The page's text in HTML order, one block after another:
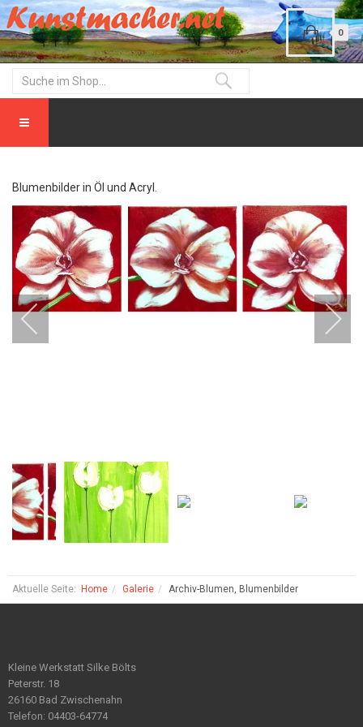
0
Blumenbilder in Öl und Acryl.
Aktuelle Seite: Home Galerie Archiv-Blumen, Blumenbilder
Kleine Werkstatt Silke Bölts
Peterstr. 18
26160 Bad Zwischenahn
Telefon: 04403-64774